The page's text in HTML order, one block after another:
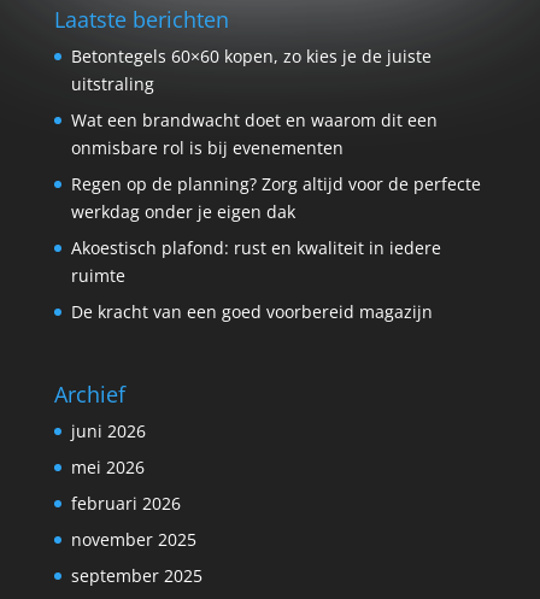
Laatste berichten
Betontegels 60×60 kopen, zo kies je de juiste
uitstraling
Wat een brandwacht doet en waarom dit een
onmisbare rol is bij evenementen
Regen op de planning? Zorg altijd voor de perfecte
werkdag onder je eigen dak
Akoestisch plafond: rust en kwaliteit in iedere
ruimte
De kracht van een goed voorbereid magazijn
Archief
juni 2026
mei 2026
februari 2026
november 2025
september 2025